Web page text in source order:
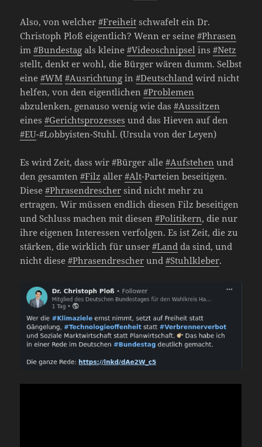
Also, von welcher#Freiheit schwafelt ein Dr.
Christoph Ploß eigentlich? Wenn er seine#Phrasen
im#Bundestag als kleine#Videoschnipsel ins#Netz
stellt, denkt er wohl, die Bürger wären dumm. Selbst
eine#WM #Ausrichtung in#Deutschland wird nicht
helfen, von den eigentlichen#Problemen
abzulenken, genauso wenig wie das#Aussitzen
eines#Gerichtsprozesses und das Hieven auf den
#EU-#Lobbyisten-Stuhl. (Ursula von der Leyen)
Es wird Zeit, dass wir #Bürger alle#Aufstehen und
den gesamten#Filz aller#Alt-Parteien beseitigen.
Diese#Phrasendrescher sind nicht mehr zu
ertragen. Wir müssen endlich diesen Filz beseitigen
und Schluss machen mit diesen#Politikern, die nur
ihre eigenen Interessen verfolgen. Es ist Zeit, die zu
stärken, die wirklich für unser#Land da sind, und
nicht diese#Phrasendrescher und#Stuhlkleber.